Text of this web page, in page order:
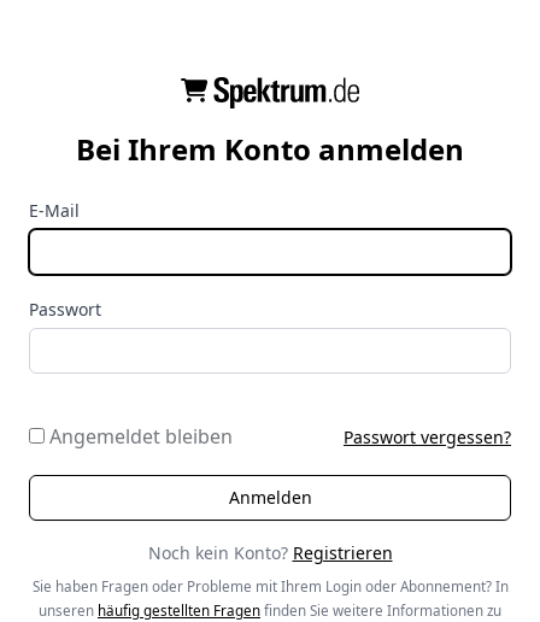
Bei Ihrem Konto anmelden
E-Mail
Passwort
Angemeldet bleiben Passwort vergessen?
Noch kein Konto? Registrieren
Sie haben Fragen oder Probleme mit Ihrem Login oder Abonnement? In
unseren häufig gestellten Fragen finden Sie weitere Informationen zu